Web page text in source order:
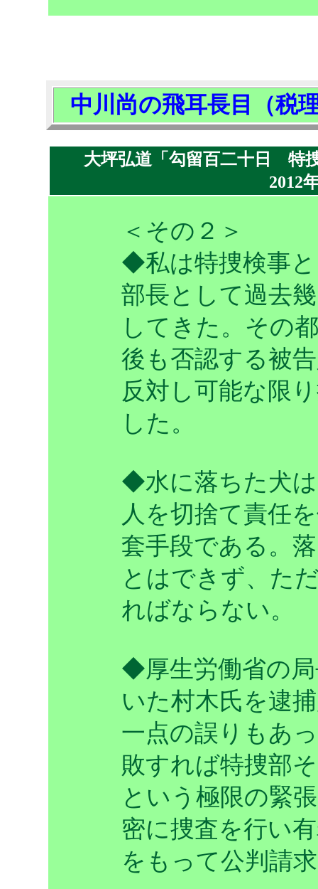
中川尚の飛耳長目（税
大坪弘道「勾留百二十日 特
2012
＜その２＞
◆私は特捜検事
部長として過去
してきた。その
後も否認する被
反対し可能な限
した。
◆水に落ちた犬
人を切捨て責任
套手段である。
とはできず、た
ればならない。
◆厚生労働省の
いた村木氏を逮
一点の誤りもあ
敗すれば特捜部
という極限の緊
密に捜査を行い
をもって公判請